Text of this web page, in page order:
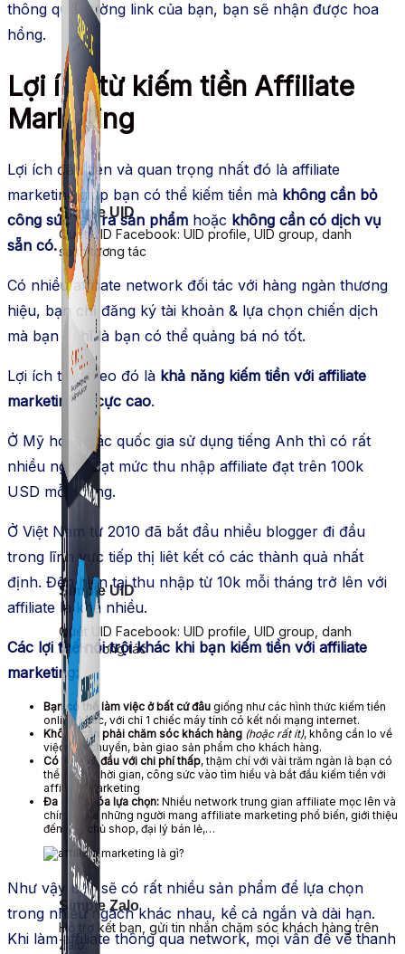
Simple UID
Quét UID Facebook: UID profile, UID group, danh
sách tương tác
Simple Zalo
Hỗ trợ kết bạn, gửi tin nhắn chăm sóc khách hàng trên
Zalo.
Simple UID
Quét UID Facebook: UID profile, UID group, danh
sách tương tác
thông qua đường link của bạn, bạn sẽ nhận được hoa
hồng.
Lợi ích từ kiếm tiền Affiliate
Marketing
Lợi ích đầu tiên và quan trọng nhất đó là affiliate
marketing giúp bạn có thể kiếm tiền mà không cần bỏ
công sức tạo ra sản phẩm hoặc không cần có dịch vụ
sẵn có.
Có nhiều affiliate network đối tác với hàng ngàn thương
hiệu, bạn chỉ đăng ký tài khoản & lựa chọn chiến dịch
mà bạn nghĩ là bạn có thể quảng bá nó tốt.
Lợi ích tiếp theo đó là khả năng kiếm tiền với affiliate
marketing là cực cao.
Ở Mỹ hoặc các quốc gia sử dụng tiếng Anh thì có rất
nhiều người đạt mức thu nhập affiliate đạt trên 100k
USD mỗi tháng.
Ở Việt Nam từ 2010 đã bắt đầu nhiều blogger đi đầu
trong lĩnh vực tiếp thị liêt kết có các thành quả nhất
định. Đến hiện tại thu nhập từ 10k mỗi tháng trở lên với
affiliate là khá nhiều.
Các lợi thế nổi trội khác khi bạn kiếm tiền với affiliate
marketing:
Bạn có thể làm việc ở bất cứ đâu giống như các hình thức kiếm tiền
online khác, với chỉ 1 chiếc máy tính có kết nối mạng internet.
Không cần phải chăm sóc khách hàng (hoặc rất ít), không cần lo về
việc vận chuyển, bàn giao sản phẩm cho khách hàng.
Có thể bắt đầu với chi phí thấp, thậm chí với vài trăm ngàn là bạn có
thể đầu tư thời gian, công sức vào tìm hiểu và bắt đầu kiếm tiền với
affiliate marketing
Đa dạng hóa lựa chọn: Nhiều network trung gian affiliate mọc lên và
chính họ là những người mang affiliate marketing phổ biến, giới thiệu
đến các chủ shop, đại lý bán lẻ,…
Như vậy bạn sẽ có rất nhiều sản phẩm để lựa chọn
trong nhiều ngách khác nhau, kể cả ngắn và dài hạn.
Khi làm affiliate thông qua network, mọi vấn đề về thanh